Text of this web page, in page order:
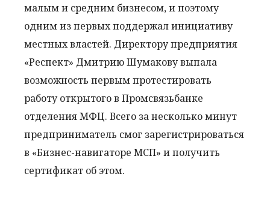
малым и средним бизнесом, и поэтому
одним из первых поддержал инициативу
местных властей. Директору предприятия
«Респект» Дмитрию Шумакову выпала
возможность первым протестировать
работу открытого в Промсвязьбанке
отделения МФЦ. Всего за несколько минут
предприниматель смог зарегистрироваться
в «Бизнес-навигаторе МСП» и получить
сертификат об этом.